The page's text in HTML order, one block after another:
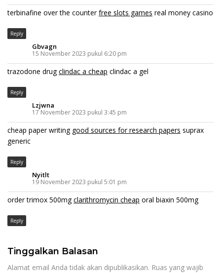
terbinafine over the counterfree slots games real money casino
Reply
Gbvagn
15 November 2023 pukul 6:20 pm
trazodone drugclindac a cheap clindac a gel
Reply
Lzjwna
17 November 2023 pukul 3:45 pm
cheap paper writing good sources for research papers suprax
generic
Reply
Nyitlt
19 November 2023 pukul 5:01 pm
order trimox 500mgclarithromycin cheap oral biaxin 500mg
Reply
Tinggalkan Balasan
Alamat email Anda tidak akan dipublikasikan. Ruas yang wajib